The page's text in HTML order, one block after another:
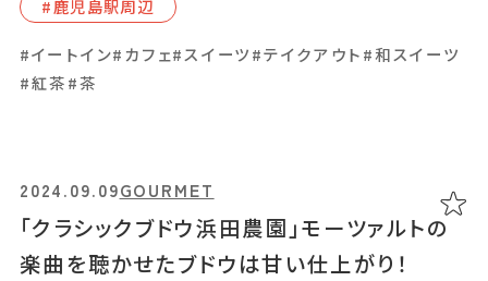
#鹿児島駅周辺
#イートイン#カフェ#スイーツ#テイクアウト#和スイーツ
#紅茶#茶
「クラシックブドウ浜田農園」モーツァルトの
楽曲を聴かせたブドウは甘い仕上がり！
2024.09.09GOURMET
広い世代に愛されるパンを紹介
#霧島市
「タスパスタ」唯一無二の味と食感！だし香る
2024.05.20GOURMET